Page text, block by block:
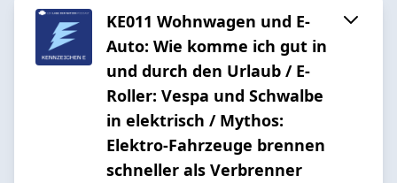
KE011 Wohnwagen und E-
Auto: Wie komme ich gut in
und durch den Urlaub / E-
Roller: Vespa und Schwalbe
in elektrisch / Mythos:
Elektro-Fahrzeuge brennen
schneller als Verbrenner